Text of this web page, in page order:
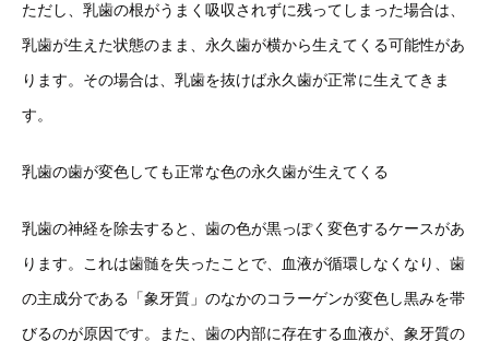
ただし、乳歯の根がうまく吸収されずに残ってしまった場合は、
乳歯が生えた状態のまま、永久歯が横から生えてくる可能性があ
ります。その場合は、乳歯を抜けば永久歯が正常に生えてきま
す。
乳歯の歯が変色しても正常な色の永久歯が生えてくる
乳歯の神経を除去すると、歯の色が黒っぽく変色するケースがあ
ります。これは歯髄を失ったことで、血液が循環しなくなり、歯
の主成分である「象牙質」のなかのコラーゲンが変色し黒みを帯
びるのが原因です。また、歯の内部に存在する血液が、象牙質の